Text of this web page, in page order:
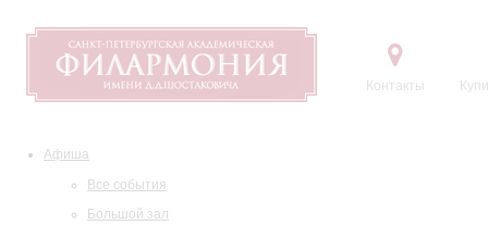
Контакты
Афиша
Все события
Большой зал